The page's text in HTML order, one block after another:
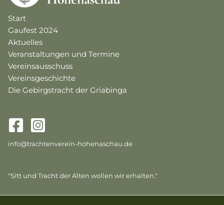
Start
Gaufest 2024
Aktuelles
Veranstaltungen und Termine
Vereinsausschuss
Vereinsgeschichte
Die Gebirgstracht der Griabinga
info@trachtenverein-hohenaschau.de
"Sitt und Tracht der Alten wollen wir erhalten."